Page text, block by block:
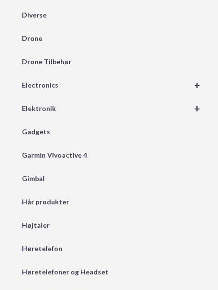
Diverse
Drone
Drone Tilbehør
+
Electronics
+
Elektronik
Gadgets
Garmin Vivoactive 4
Gimbal
Hår produkter
Højtaler
Høretelefon
Høretelefoner og Headset